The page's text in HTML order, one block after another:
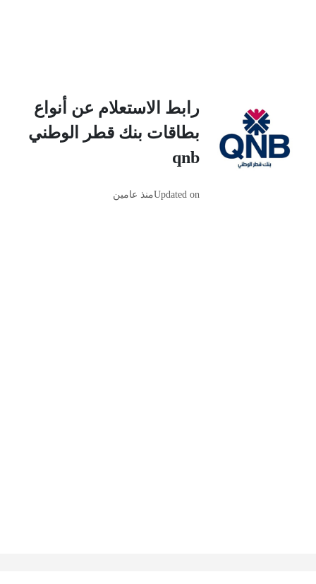
رابط الاستعلام عن أنواع
بطاقات بنك قطر الوطني
Updated onمنذ عامين